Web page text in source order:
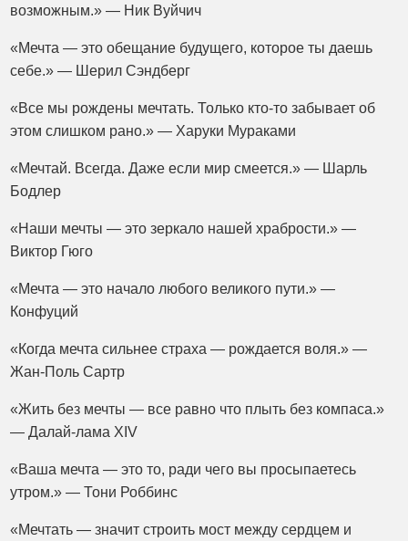
возможным.» — Ник Вуйчич
«Мечта — это обещание будущего, которое ты даешь
себе.» — Шерил Сэндберг
«Все мы рождены мечтать. Только кто-то забывает об
этом слишком рано.» — Харуки Мураками
«Мечтай. Всегда. Даже если мир смеется.» — Шарль
Бодлер
«Наши мечты — это зеркало нашей храбрости.» —
Виктор Гюго
«Мечта — это начало любого великого пути.» —
Конфуций
«Когда мечта сильнее страха — рождается воля.» —
Жан-Поль Сартр
«Жить без мечты — все равно что плыть без компаса.»
— Далай-лама XIV
«Ваша мечта — это то, ради чего вы просыпаетесь
утром.» — Тони Роббинс
«Мечтать — значит строить мост между сердцем и